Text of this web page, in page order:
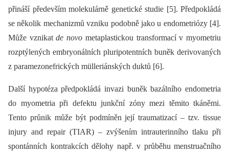
přináší přede­vším molekulárně genetické studie [5]. Předpokládá
se několik mechanizmů vzniku podobně jako u endometriózy [4].
Může vznikatde novo metaplastickou transformací v myometriu
rozptýlených embryonálních pluripotentních buněk derivovaných
z paramezonefrických mülleriánských duktů [6].
Další hypotéza předpokládá invazi buněk bazálního endometria
do myometria při defektu junkční zóny mezi těmito tkáněmi.
Tento průnik může být podmíněn její traumatizací –⁠ tzv. tissue
injury and repair (TIAR) –⁠ zvýšením intrauterinního tlaku při
spontánních kontrakcích dělohy např. v průběhu menstruačního